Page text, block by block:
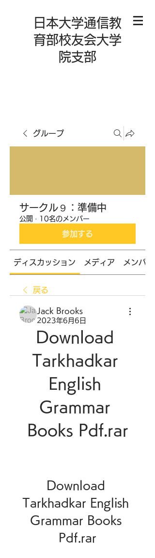
日本大学通信教
育部校友会大学
院支部
グループ
サークル９：準備中
公開 · 10名のメンバー
参加する
ディスカッション メディア メンバー
戻る
Jack Brooks
2023年6月6日
Download
Tarkhadkar
English
Grammar
Books Pdf.rar
Download
Tarkhadkar English
Grammar Books
Pdf.rar